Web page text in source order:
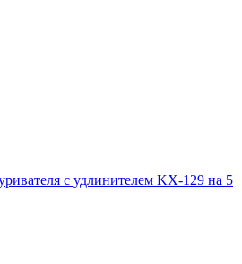
с удлинителем KX-129 на 5